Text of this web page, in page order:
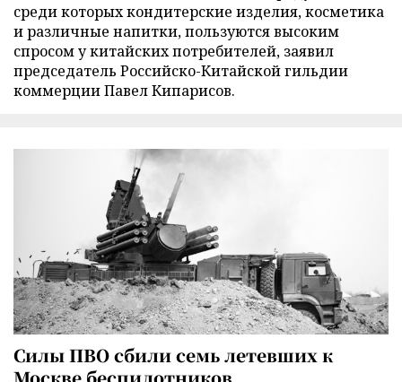
среди которых кондитерские изделия, косметика
и различные напитки, пользуются высоким
спросом у китайских потребителей, заявил
председатель Российско-Китайской гильдии
коммерции Павел Кипарисов.
Силы ПВО сбили семь летевших к